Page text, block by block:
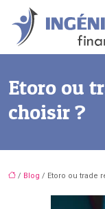
Etoro ou
choisir ?
/ Blog / Etoro ou trade